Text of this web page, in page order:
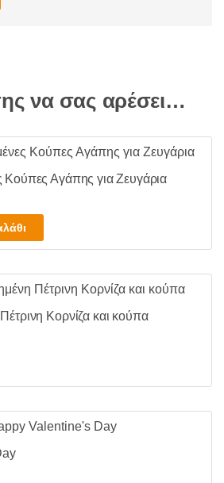
να σας αρέσει…
Αγάπης για Ζευγάρια
Κορνίζα και κούπα